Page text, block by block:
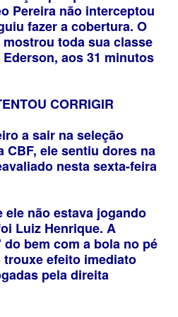
Pereira não interceptou
fazer a cobertura. O
toda sua classe
aos 31 minutos
CORRIGIR
a sair na seleção
CBF, ele sentiu dores na
nesta sexta-feira
ele não estava jogando
Luiz Henrique. A
bem com a bola no pé
efeito imediato
pela direita